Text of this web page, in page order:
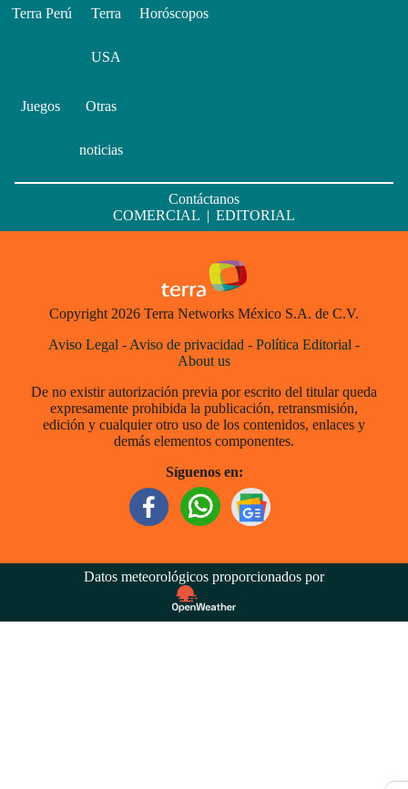
Terra Perú Terra
USA
Horóscopos
Juegos Otras
noticias
Contáctanos
COMERCIAL | EDITORIAL
Copyright 2026 Terra Networks México S.A. de C.V.
Aviso Legal - Aviso de privacidad - Política Editorial -
About us
De no existir autorización previa por escrito del titular queda
expresamente prohibida la publicación, retransmisión,
edición y cualquier otro uso de los contenidos, enlaces y
demás elementos componentes.
Síguenos en:
Datos meteorológicos proporcionados por